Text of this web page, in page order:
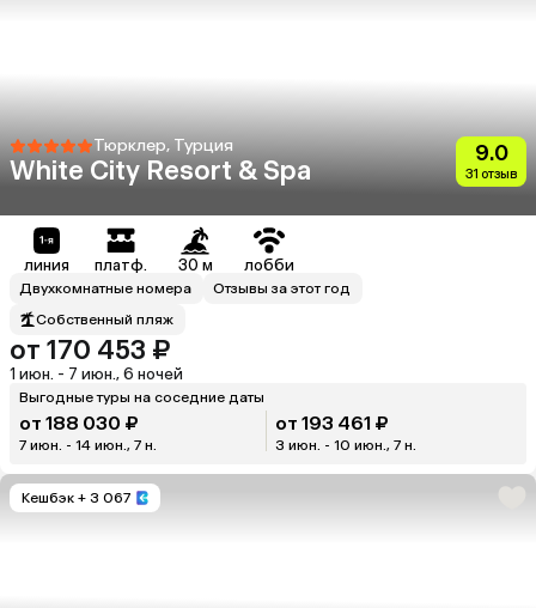
Тюрклер, Турция
White City Resort & Spa
9.0
31 отзыв
линия платф. 30 м лобби
Двухкомнатные номера
Отзывы за этот год
Собственный пляж
от 170 453 ₽
1 июн. - 7 июн., 6 ночей
Выгодные туры на соседние даты
от 188 030 ₽
7 июн. - 14 июн., 7 н.
от 193 461 ₽
3 июн. - 10 июн., 7 н.
Кешбэк + 3 067